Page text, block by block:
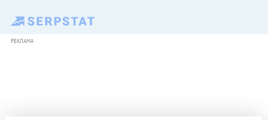
РЕКЛАМА